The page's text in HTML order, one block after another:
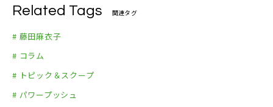
オープニングテーマ）
-ボーナストラック-（初回完全限定盤/期間限定盤の
みに収録）
13.あなたは幸せになる（Studio Live Ver.）
センター（弾き語り）
編成）
2015年1月9日（金）愛知県 名古屋・ Zepp Nagoya
（バンド編成）
2015年1月12日（月・祝）宮城県・ 仙台市民会館 小
Related Tags 関連タグ
# 藤田麻衣子
# コラム
# トピック＆スクープ
# パワープッシュ